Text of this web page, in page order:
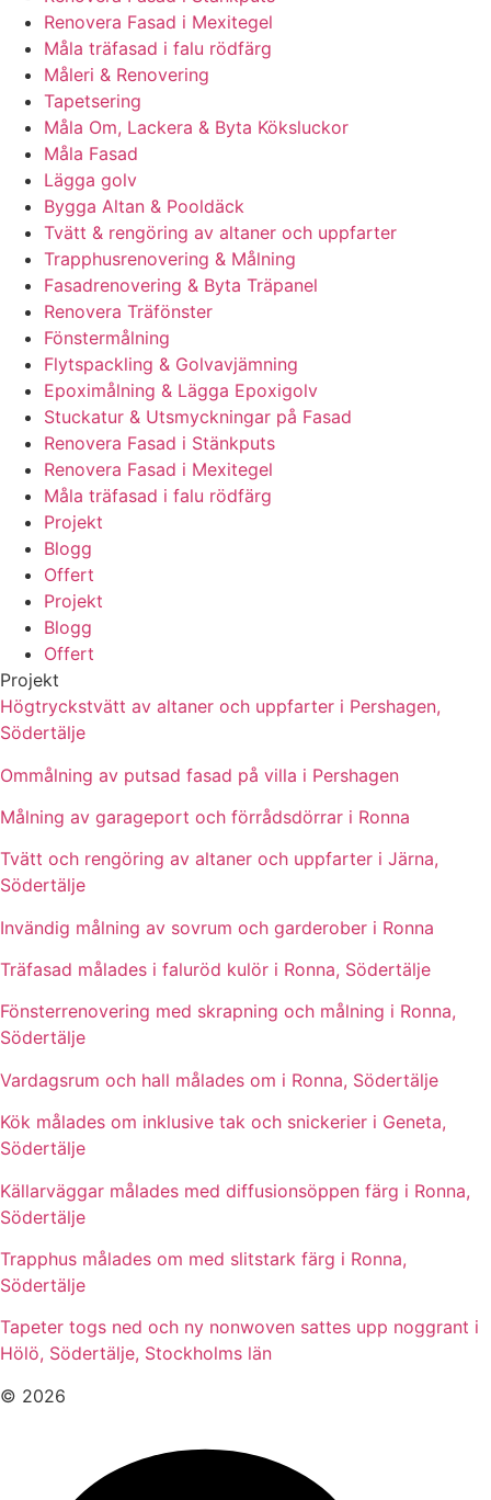
Renovera Fasad i Mexitegel
Måla träfasad i falu rödfärg
Måleri & Renovering
Tapetsering
Måla Om, Lackera & Byta Köksluckor
Måla Fasad
Lägga golv
Bygga Altan & Pooldäck
Tvätt & rengöring av altaner och uppfarter
Trapphusrenovering & Målning
Fasadrenovering & Byta Träpanel
Renovera Träfönster
Fönstermålning
Flytspackling & Golvavjämning
Epoximålning & Lägga Epoxigolv
Stuckatur & Utsmyckningar på Fasad
Renovera Fasad i Stänkputs
Renovera Fasad i Mexitegel
Måla träfasad i falu rödfärg
Projekt
Blogg
Offert
Projekt
Blogg
Offert
Projekt
Högtryckstvätt av altaner och uppfarter i Pershagen,
Södertälje
Ommålning av putsad fasad på villa i Pershagen
Målning av garageport och förrådsdörrar i Ronna
Tvätt och rengöring av altaner och uppfarter i Järna,
Södertälje
Invändig målning av sovrum och garderober i Ronna
Träfasad målades i faluröd kulör i Ronna, Södertälje
Fönsterrenovering med skrapning och målning i Ronna,
Södertälje
Vardagsrum och hall målades om i Ronna, Södertälje
Kök målades om inklusive tak och snickerier i Geneta,
Södertälje
Källarväggar målades med diffusionsöppen färg i Ronna,
Södertälje
Trapphus målades om med slitstark färg i Ronna,
Södertälje
Tapeter togs ned och ny nonwoven sattes upp noggrant i
Hölö, Södertälje, Stockholms län
© 2026